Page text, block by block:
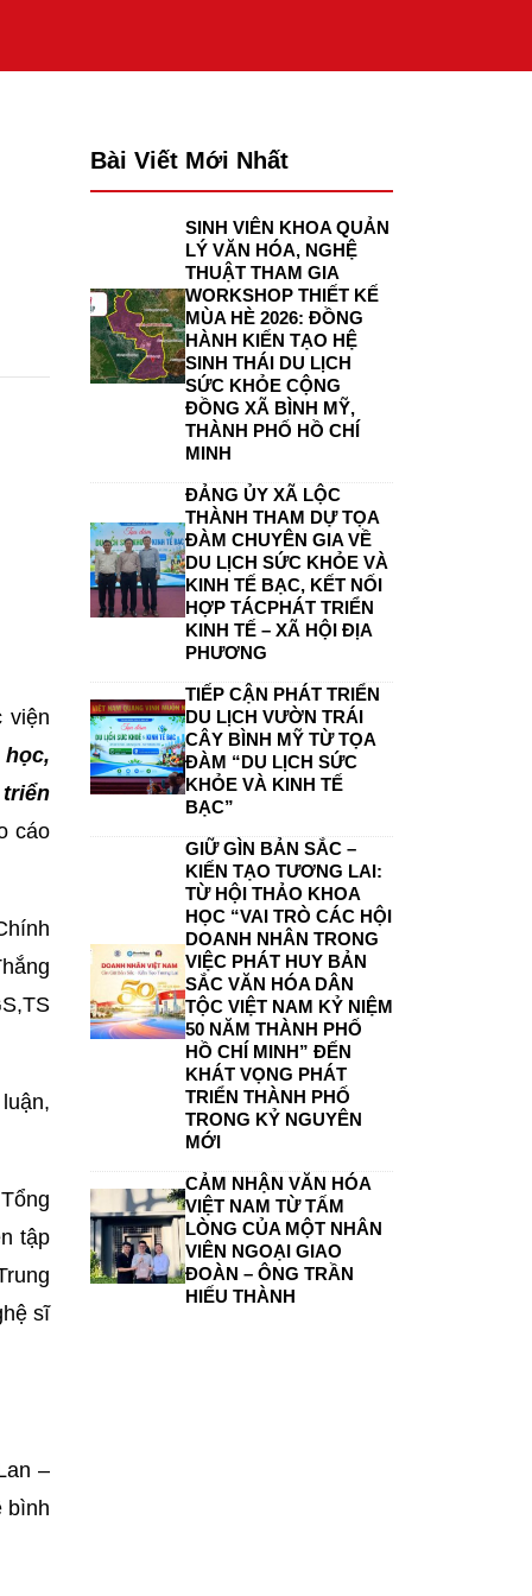
viện
học,
cáo
tập
sĩ
–
bình
Bài Viết Mới Nhất
SINH VIÊN KHOA QUẢN
LÝ VĂN HÓA, NGHỆ
THUẬT THAM GIA
WORKSHOP THIẾT KẾ
MÙA HÈ 2026: ĐỒNG
HÀNH KIẾN TẠO HỆ
SINH THÁI DU LỊCH
SỨC KHỎE CỘNG
ĐỒNG XÃ BÌNH MỸ,
THÀNH PHỐ HỒ CHÍ
MINH
ĐẢNG ỦY XÃ LỘC
THÀNH THAM DỰ TỌA
ĐÀM CHUYÊN GIA VỀ
DU LỊCH SỨC KHỎE VÀ
KINH TẾ BẠC, KẾT NỐI
HỢP TÁCPHÁT TRIỂN
KINH TẾ – XÃ HỘI ĐỊA
PHƯƠNG
TIẾP CẬN PHÁT TRIỂN
DU LỊCH VƯỜN TRÁI
CÂY BÌNH MỸ TỪ TỌA
ĐÀM “DU LỊCH SỨC
KHỎE VÀ KINH TẾ
BẠC”
GIỮ GÌN BẢN SẮC –
KIẾN TẠO TƯƠNG LAI:
TỪ HỘI THẢO KHOA
HỌC “VAI TRÒ CÁC HỘI
DOANH NHÂN TRONG
VIỆC PHÁT HUY BẢN
SẮC VĂN HÓA DÂN
TỘC VIỆT NAM KỶ NIỆM
50 NĂM THÀNH PHỐ
HỒ CHÍ MINH” ĐẾN
KHÁT VỌNG PHÁT
TRIỂN THÀNH PHỐ
TRONG KỶ NGUYÊN
MỚI
CẢM NHẬN VĂN HÓA
VIỆT NAM TỪ TẤM
LÒNG CỦA MỘT NHÂN
VIÊN NGOẠI GIAO
ĐOÀN – ÔNG TRẦN
HIẾU THÀNH